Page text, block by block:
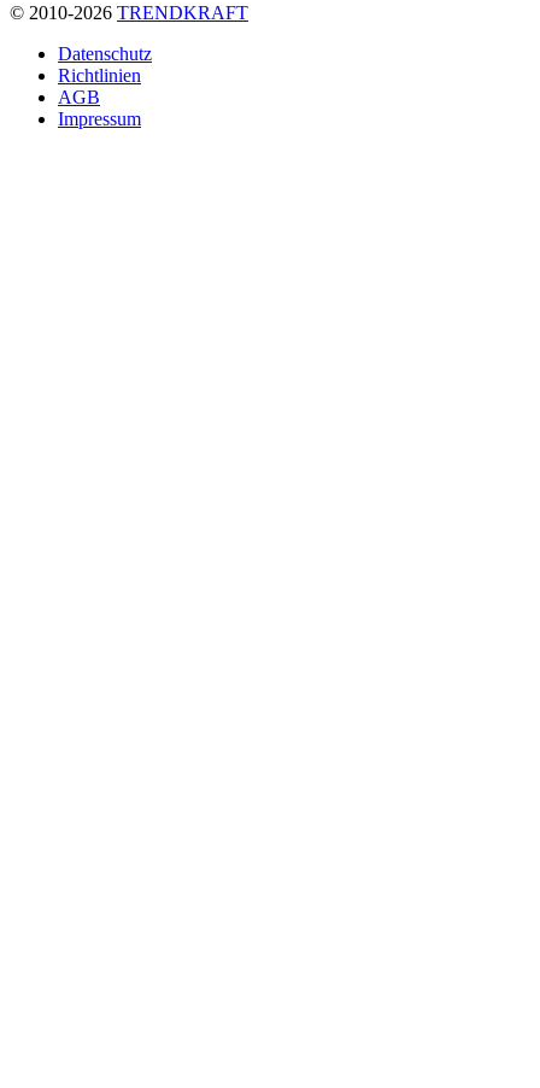
© 2010-2026 TRENDKRAFT
FußzeileDatenschutz
Richtlinien
AGB
Impressum